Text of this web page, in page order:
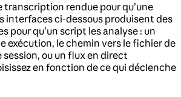
transcription rendue pour qu’une
interfaces ci-dessous produisent des
pour qu’un script les analyse : un
exécution, le chemin vers le fichier de
ou un flux en direct
en fonction de ce qui déclenche